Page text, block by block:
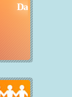
zekâ
dünya bırakabilmek